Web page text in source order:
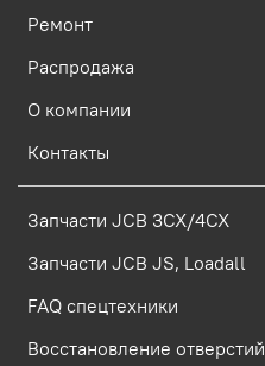
Ремонт
Распродажа
О компании
Контакты
Запчасти JCB 3CX/4CX
Запчасти JCB JS, Loadall
FAQ спецтехники
Восстановление